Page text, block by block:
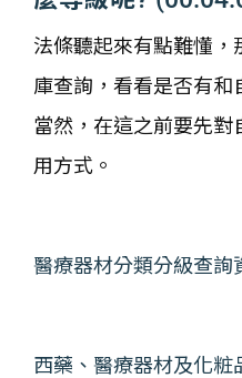
法條聽起來有點難懂
庫查詢，看看是否有和
當然，在這之前要先
用方式。
醫療器材分類分級查詢
西藥、醫療器材及化粧